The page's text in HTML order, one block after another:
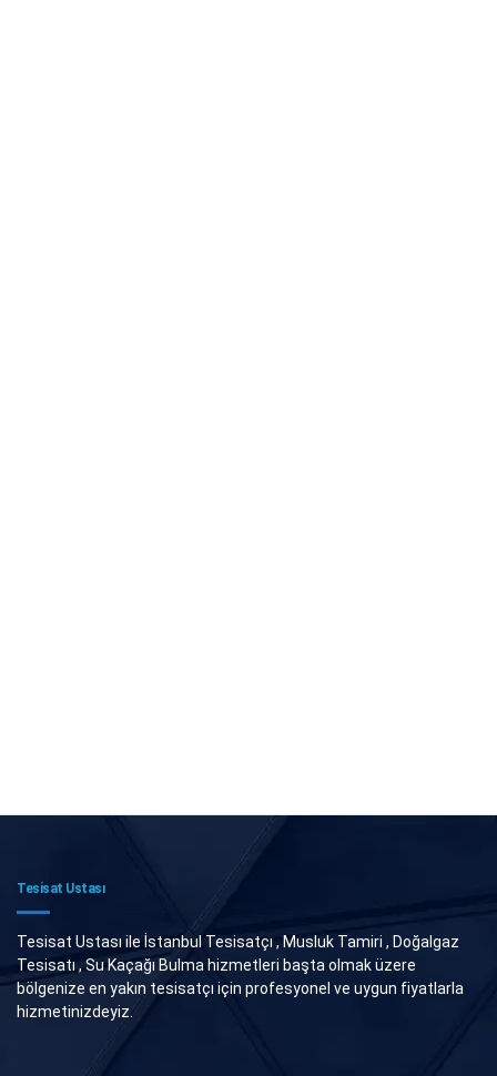
Tesisat Ustası
Tesisat Ustası ile İstanbul Tesisatçı , Musluk Tamiri , Doğalgaz
Tesisatı , Su Kaçağı Bulma hizmetleri başta olmak üzere
bölgenize en yakın tesisatçı için profesyonel ve uygun fiyatlarla
hizmetinizdeyiz.